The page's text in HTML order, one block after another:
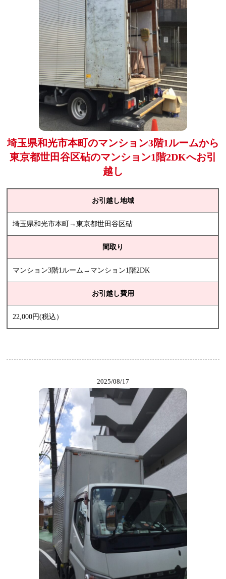
埼玉県和光市本町のマンション3階1ルームから
東京都世田谷区砧のマンション1階2DKへお引
越し
お引越し地域
埼玉県和光市本町→東京都世田谷区砧
間取り
マンション3階1ルーム→マンション1階2DK
お引越し費用
22,000円(税込）
2025/08/17